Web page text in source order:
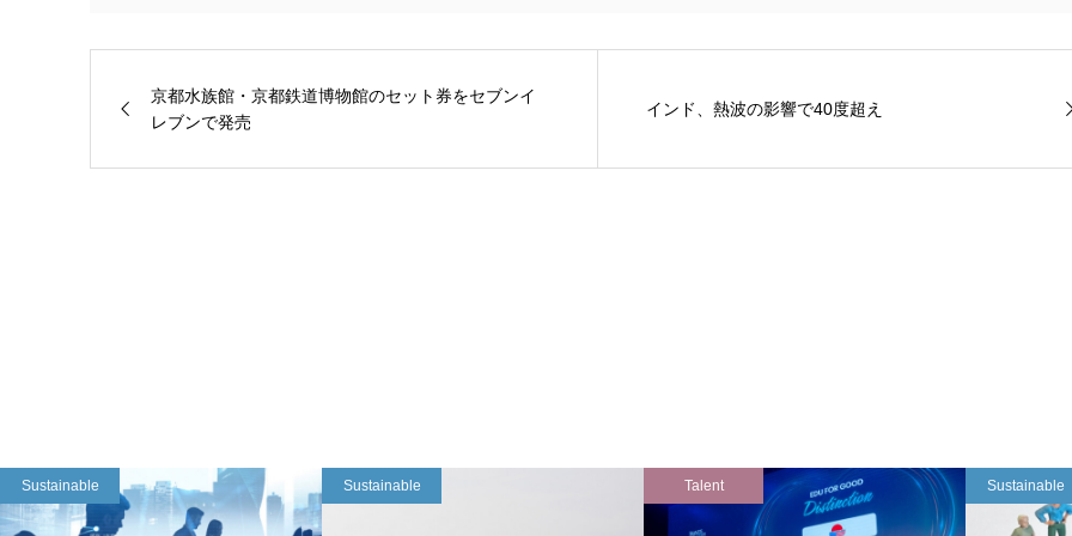
京都水族館・京都鉄道博物館のセット券をセブンイ
レブンで発売
インド、熱波の影響で40度超え
Sustainable Sustainable Talent Sustainable